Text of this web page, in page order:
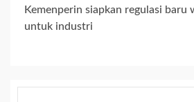
Kemenperin siapkan regulasi baru
untuk industri